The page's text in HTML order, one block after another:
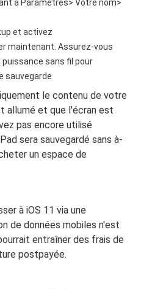
à Paramètres> Votre nom>
et activez
maintenant. Assurez-vous
sans fil pour
sauvegarde
le contenu de votre
allumé et que l'écran est
pas encore utilisé
sera sauvegardé sans à-
un espace de
à iOS 11 via une
de données mobiles n'est
entraîner des frais de
postpayée.